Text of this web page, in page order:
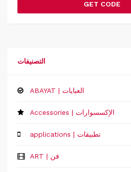
GET CODE
التصنيفات
ABAYAT | العبايات
Accessories | الإكسسوارات
applications | تطبيقات
ART | فن